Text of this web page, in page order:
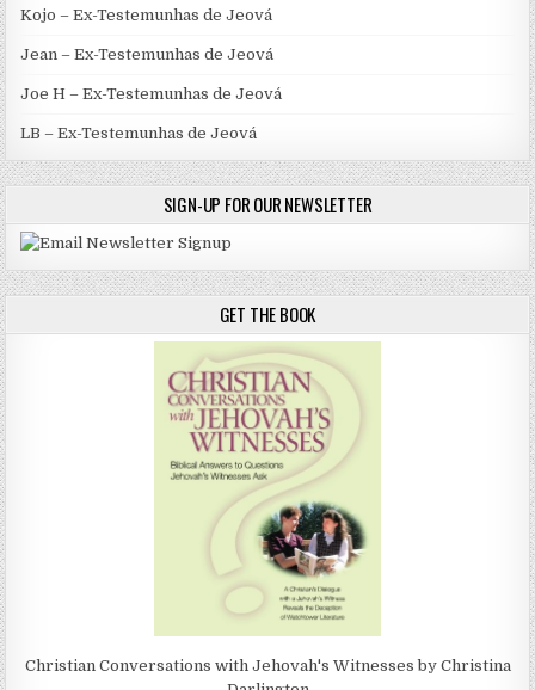
Kojo – Ex-Testemunhas de Jeová
Jean – Ex-Testemunhas de Jeová
Joe H – Ex-Testemunhas de Jeová
LB – Ex-Testemunhas de Jeová
SIGN-UP FOR OUR NEWSLETTER
GET THE BOOK
Christian Conversations with Jehovah's Witnesses by Christina